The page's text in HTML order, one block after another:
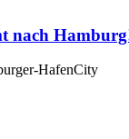
nach
HafenCity